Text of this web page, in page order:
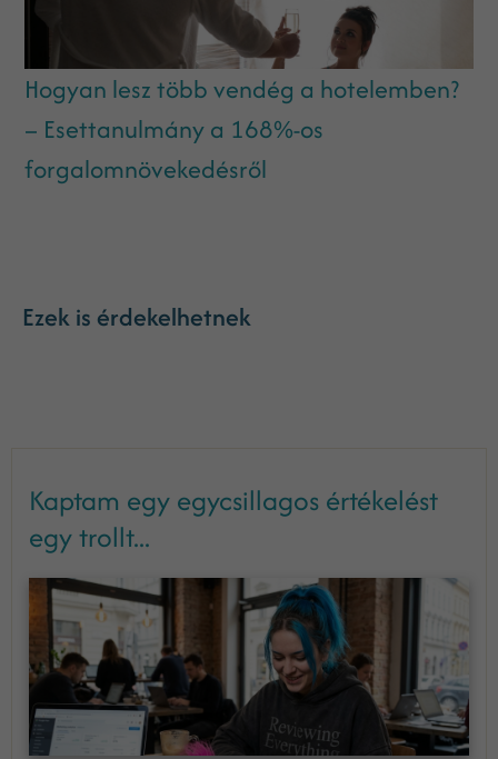
Hogyan lesz több vendég a hotelemben?
– Esettanulmány a 168%-os
forgalomnövekedésről
Ezek is érdekelhetnek
Kaptam egy egycsillagos értékelést
egy trollt...